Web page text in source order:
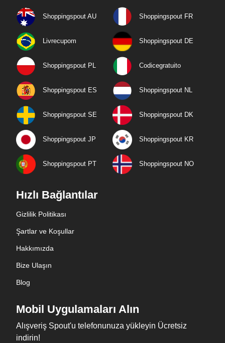
Shoppingspout AU Shoppingspout FR
Livrecupom Shoppingspout DE
Shoppingspout PL Codicegratuito
Shoppingspout ES Shoppingspout NL
Shoppingspout SE Shoppingspout DK
Shoppingspout JP Shoppingspout KR
Shoppingspout PT Shoppingspout NO
Hızlı Bağlantılar
Gizlilik Politikası
Şartlar ve Koşullar
Hakkımızda
Bize Ulaşın
Blog
Mobil Uygulamaları Alın
Alışveriş Spout'u telefonunuza yükleyin Ücretsiz
indirin!